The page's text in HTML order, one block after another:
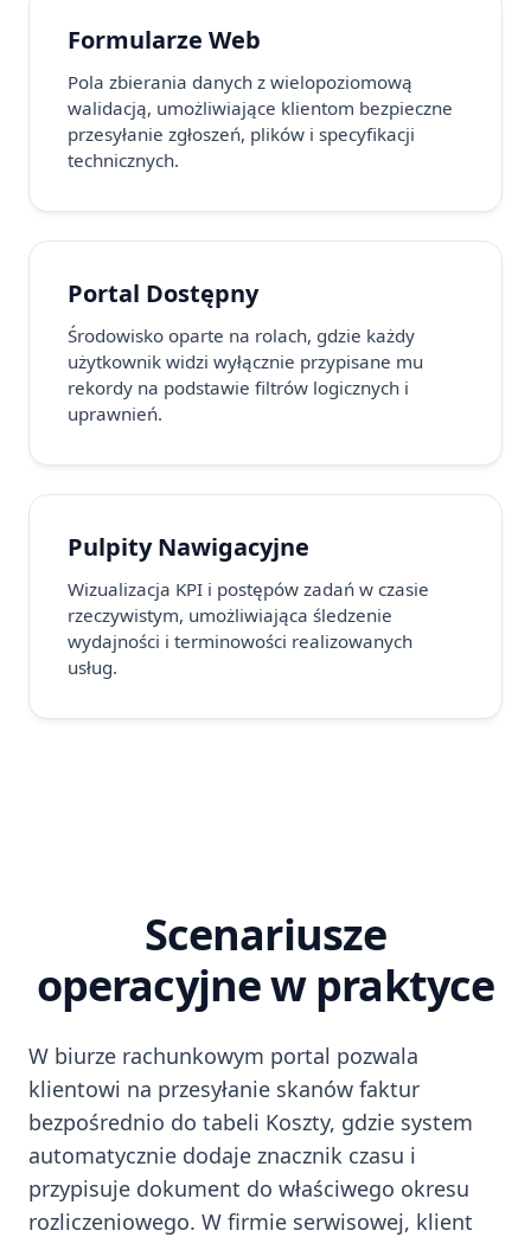
Formularze Web
Pola zbierania danych z wielopoziomową
walidacją, umożliwiające klientom bezpieczne
przesyłanie zgłoszeń, plików i specyfikacji
technicznych.
Portal Dostępny
Środowisko oparte na rolach, gdzie każdy
użytkownik widzi wyłącznie przypisane mu
rekordy na podstawie filtrów logicznych i
uprawnień.
Pulpity Nawigacyjne
Wizualizacja KPI i postępów zadań w czasie
rzeczywistym, umożliwiająca śledzenie
wydajności i terminowości realizowanych
usług.
Scenariusze
operacyjne w praktyce
W biurze rachunkowym portal pozwala
klientowi na przesyłanie skanów faktur
bezpośrednio do tabeli Koszty, gdzie system
automatycznie dodaje znacznik czasu i
przypisuje dokument do właściwego okresu
rozliczeniowego. W firmie serwisowej, klient